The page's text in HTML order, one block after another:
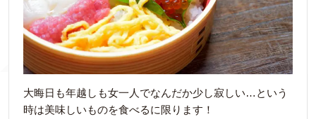
大晦日も年越しも女一人でなんだか少し寂しい…という
時は美味しいものを食べるに限ります！